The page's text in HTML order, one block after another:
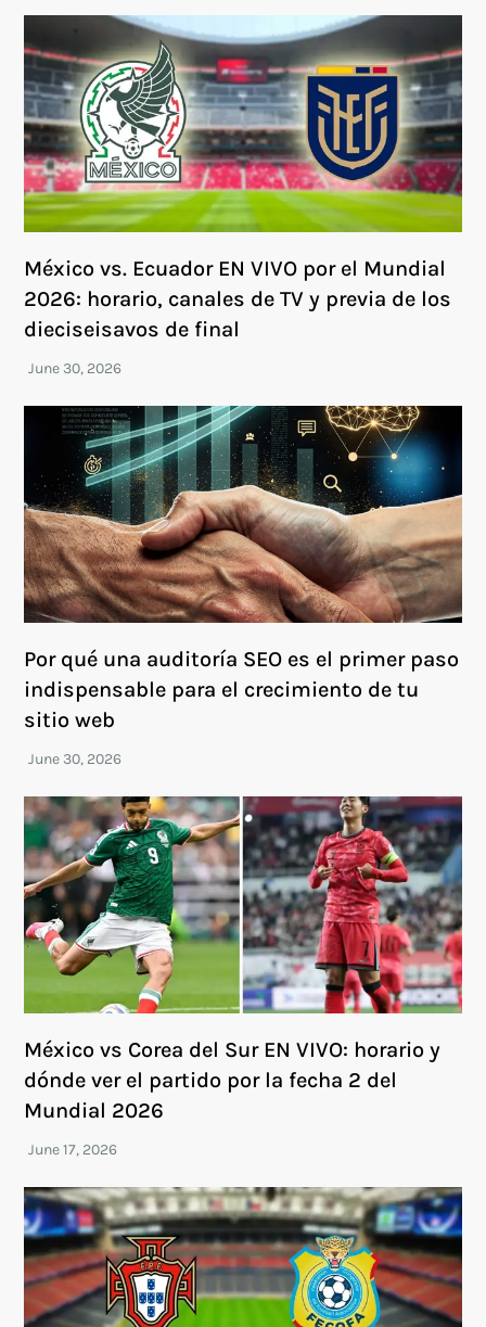
México vs. Ecuador EN VIVO por el Mundial
2026: horario, canales de TV y previa de los
dieciseisavos de final
Por qué una auditoría SEO es el primer paso
indispensable para el crecimiento de tu
sitio web
México vs Corea del Sur EN VIVO: horario y
dónde ver el partido por la fecha 2 del
Mundial 2026